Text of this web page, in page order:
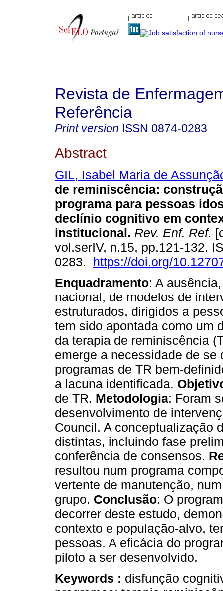
Revista de
Referência
Print version ISSN 0874-0283
Abstract
GIL, Isabel Maria de
de reminiscência:
programa para pessoas
declínio cognitivo em
institucional. Rev. Enf. Ref.
vol.serIV, n.15, pp.121-132.
0283. https://doi.org/
Enquadramento: A
nacional, de modelos de
estruturados, dirigidos a
tem sido apontada como um
da terapia de reminiscência
emerge a necessidade de
programas de TR bem-
a lacuna identificada.
de TR. Metodologia: Foram
desenvolvimento de
Council. A conceptualização
distintas, incluindo fase
conferência de consensos.
resultou num programa
vertente de manutenção,
grupo. Conclusão: O
decorrer deste estudo,
contexto e população-alvo,
pessoas. A eficácia do
piloto a ser desenvolvido.
Keywords : disfunção